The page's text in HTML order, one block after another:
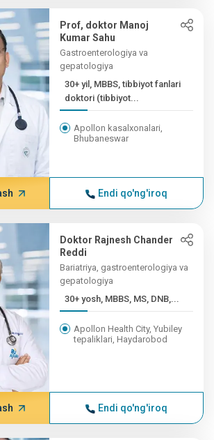
Prof, doktor Manoj
Kumar Sahu
Gastroenterologiya va
gepatologiya
30+ yil, MBBS, tibbiyot fanlari
doktori (tibbiyot...
Apollon kasalxonalari,
Bhubaneswar
Endi qo'ng'iroq
Doktor Rajnesh Chander
Reddi
Bariatriya, gastroenterologiya va
gepatologiya
30+ yosh, MBBS, MS, DNB,...
Apollon Health City, Yubiley
tepaliklari, Haydarobod
Endi qo'ng'iroq